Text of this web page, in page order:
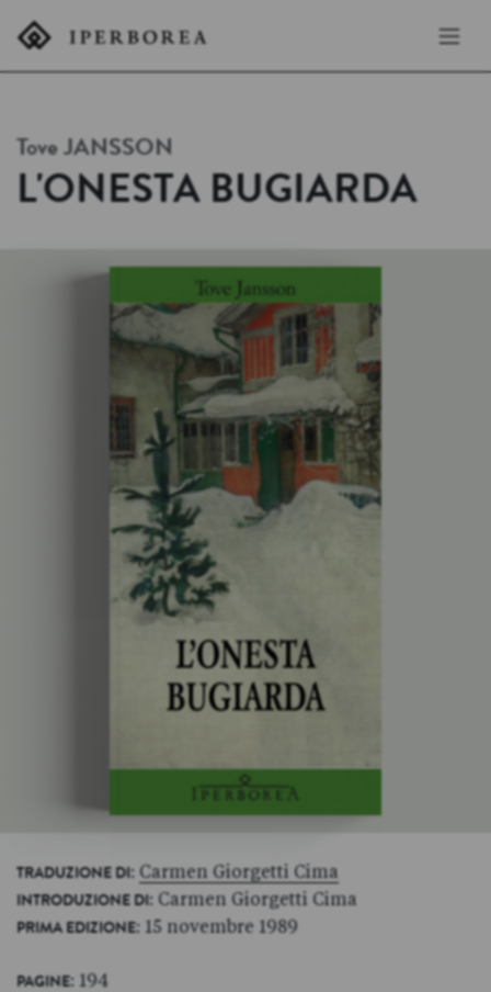
Tove JANSSON
L'ONESTA BUGIARDA
TRADUZIONE DI: Carmen Giorgetti Cima
INTRODUZIONE DI: Carmen Giorgetti Cima
PRIMA EDIZIONE: 15 novembre 1989
PAGINE: 194